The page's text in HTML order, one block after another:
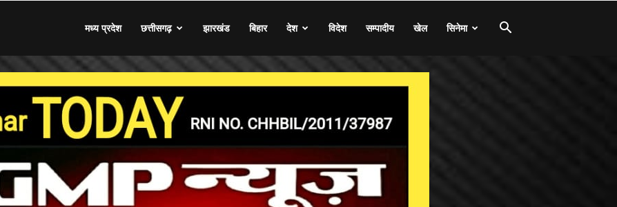
मध्य प्रदेश छत्तीसगढ़ झारखंड बिहार देश विदेश सम्पादीय खेल सिनेमा